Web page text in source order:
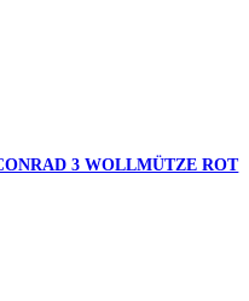
3 WOLLMÜTZE ROT